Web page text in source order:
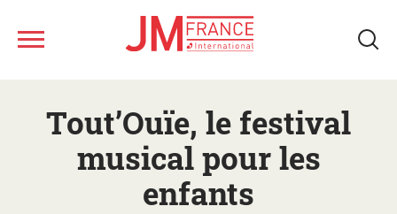
contenu
Tous les spectacles
Tout’Ouïe, le festival
musical pour les
enfants